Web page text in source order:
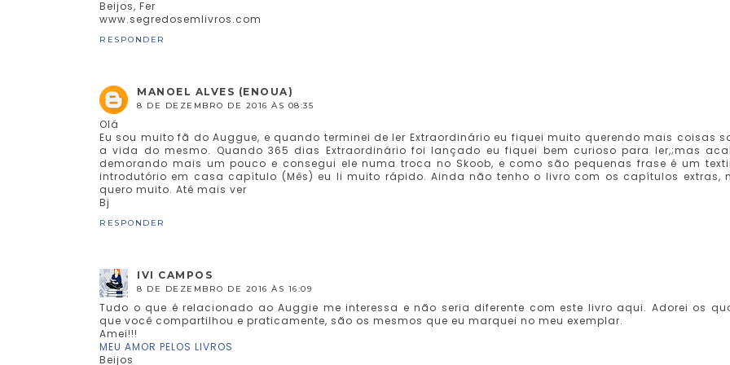
Beijos, Fer
www.segredosemlivros.com
RESPONDER
MANOEL ALVES (ENOUA)
8 DE DEZEMBRO DE 2016 ÀS 08:35
Olá
Eu sou muito fã do Auggue, e quando terminei de ler Extraordinário eu fiquei muito querendo mais coisas
a vida do mesmo. Quando 365 dias Extraordinário foi lançado eu fiquei bem curioso para ler,;mas
demorando mais um pouco e consegui ele numa troca no Skoob, e como são pequenas frase é um
introdutório em casa capítulo (Mês) eu li muito rápido. Ainda não tenho o livro com os capítulos extras,
quero muito. Até mais ver
Bj
RESPONDER
IVI CAMPOS
8 DE DEZEMBRO DE 2016 ÀS 16:09
Tudo o que é relacionado ao Auggie me interessa e não seria diferente com este livro aqui. Adorei os
que você compartilhou e praticamente, são os mesmos que eu marquei no meu exemplar.
Amei!!!
MEU AMOR PELOS LIVROS
Beijos